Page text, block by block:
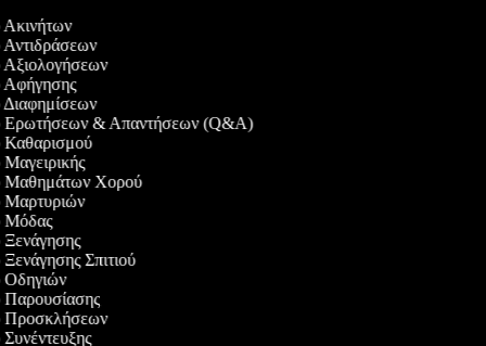
Ακινήτων
Αντιδράσεων
Αξιολογήσεων
Αφήγησης
Διαφημίσεων
Ερωτήσεων & Απαντήσεων (Q&A)
Καθαρισμού
Μαγειρικής
Μαθημάτων Χορού
Μαρτυριών
Μόδας
Ξενάγησης
Ξενάγησης Σπιτιού
Οδηγιών
Παρουσίασης
Προσκλήσεων
Συνέντευξης